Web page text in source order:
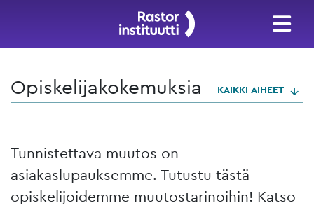
Opiskelijakokemuksia KAIKKI AIHEET
Tunnistettava muutos on
asiakaslupauksemme. Tutustu tästä
opiskelijoidemme muutostarinoihin! Katso